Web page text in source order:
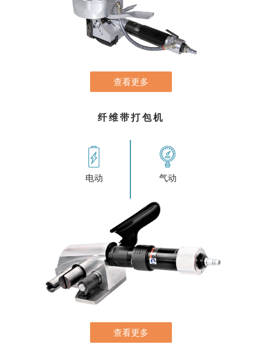
查看更多
纤维带打包机
电动 气动
查看更多